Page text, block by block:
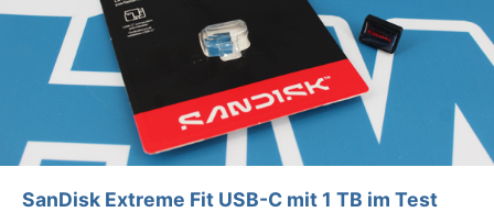
SanDisk Extreme Fit USB-C mit 1 TB im Test